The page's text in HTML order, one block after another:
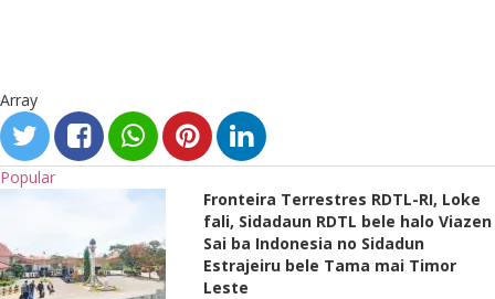
Array
Popular
Fronteira Terrestres RDTL-RI, Loke
fali, Sidadaun RDTL bele halo Viazen
Sai ba Indonesia no Sidadun
Estrajeiru bele Tama mai Timor
Leste